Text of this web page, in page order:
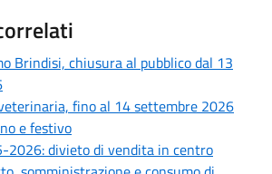
Brindisi, chiusura al pubblico dal 13
fino al 14 settembre 2026
e festivo
2026: divieto di vendita in centro